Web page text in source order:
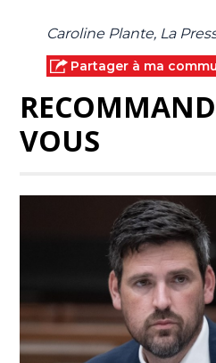
Caroline Plante, La
Partager à ma
VOUS